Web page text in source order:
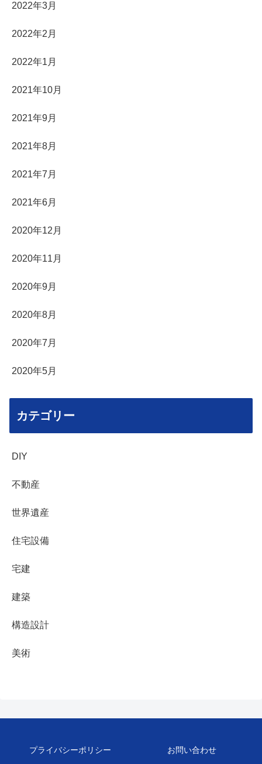
2022年3月
2022年2月
2022年1月
2021年10月
2021年9月
2021年8月
2021年7月
2021年6月
2020年12月
2020年11月
2020年9月
2020年8月
2020年7月
2020年5月
カテゴリー
DIY
不動産
世界遺産
住宅設備
宅建
建築
構造設計
美術
プライバシーポリシー お問い合わせ